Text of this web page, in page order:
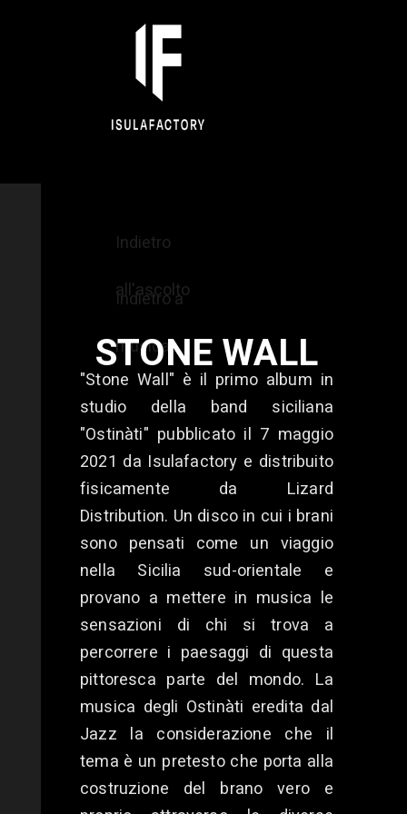
Indietro
all'ascolto
Indietro a
musica
STONE WALL
"Stone Wall" è il primo album in
studio della band siciliana
"Ostinàti" pubblicato il 7 maggio
2021 da Isulafactory e distribuito
fisicamente da Lizard
Distribution. Un disco in cui i brani
sono pensati come un viaggio
nella Sicilia sud-orientale e
provano a mettere in musica le
sensazioni di chi si trova a
percorrere i paesaggi di questa
pittoresca parte del mondo. La
musica degli Ostinàti eredita dal
Jazz la considerazione che il
tema è un pretesto che porta alla
costruzione del brano vero e